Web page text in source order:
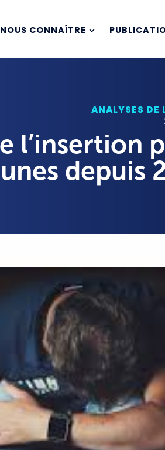
NOUS CONNAÎTRE
ANALYSES DE
l’insertion
depuis